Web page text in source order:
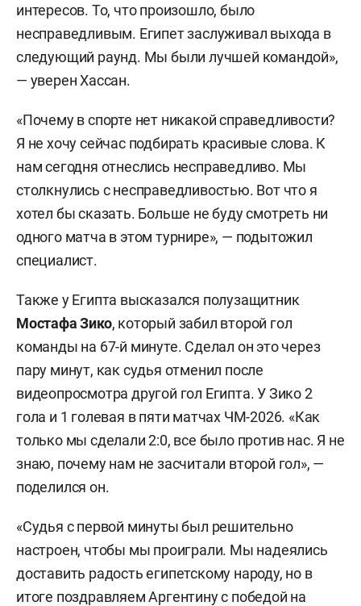
интересов. То, что произошло, было
несправедливым. Египет заслуживал выхода в
следующий раунд. Мы были лучшей командой»,
— уверен Хассан.
«Почему в спорте нет никакой справедливости?
Я не хочу сейчас подбирать красивые слова. К
нам сегодня отнеслись несправедливо. Мы
столкнулись с несправедливостью. Вот что я
хотел бы сказать. Больше не буду смотреть ни
одного матча в этом турнире», — подытожил
специалист.
Также у Египта высказался полузащитник
Мостафа Зико, который забил второй гол
команды на 67-й минуте. Сделал он это через
пару минут, как судья отменил после
видеопросмотра другой гол Египта. У Зико 2
гола и 1 голевая в пяти матчах ЧМ-2026. «Как
только мы сделали 2:0, все было против нас. Я не
знаю, почему нам не засчитали второй гол», —
поделился он.
«Судья с первой минуты был решительно
настроен, чтобы мы проиграли. Мы надеялись
доставить радость египетскому народу, но в
итоге поздравляем Аргентину с победой на